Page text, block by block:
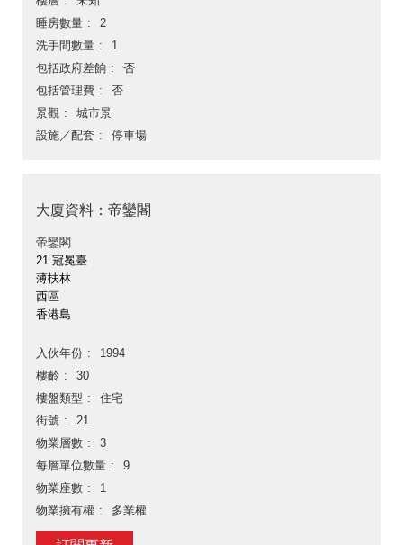
睡房數量
2
洗手間數量
1
包括政府差餉
否
包括管理費
否
景觀
城市景
設施／配套
停車場
大廈資料：帝鑾閣
帝鑾閣
21 冠冕臺
薄扶林
西區
香港島
入伙年份
1994
樓齡
30
樓盤類型
住宅
街號
21
物業層數
3
每層單位數量
9
物業座數
1
物業擁有權
多業權